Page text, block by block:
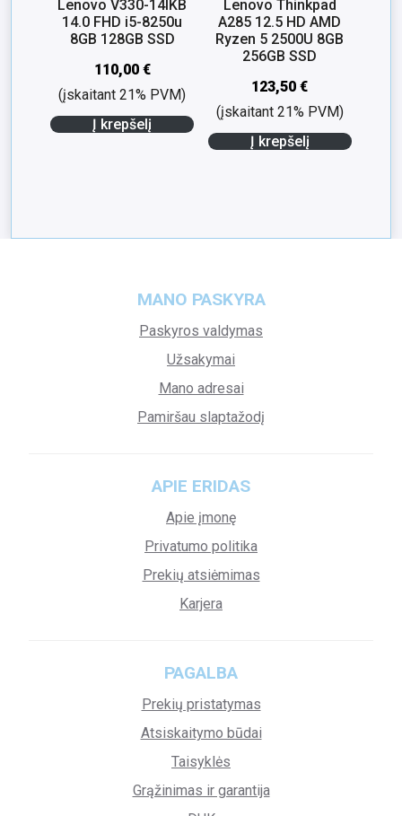
Lenovo V330-14IKB
14.0 FHD i5-8250u
8GB 128GB SSD
110,00 €
(įskaitant 21% PVM)
Į krepšelį
Lenovo Thinkpad
A285 12.5 HD AMD
Ryzen 5 2500U 8GB
256GB SSD
123,50€
(įskaitant 21% PVM)
Į krepšelį
MANO PASKYRA
Paskyros valdymas
Užsakymai
Mano adresai
Pamiršau slaptažodį
APIE ERIDAS
Apie įmonę
Privatumo politika
Prekių atsiėmimas
Karjera
PAGALBA
Prekių pristatymas
Atsiskaitymo būdai
Taisyklės
Grąžinimas ir garantija